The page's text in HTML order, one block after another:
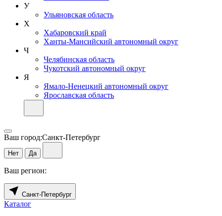
У
Ульяновская область
Х
Хабаровский край
Ханты-Мансийский автономный округ
Ч
Челябинская область
Чукотский автономный округ
Я
Ямало-Ненецкий автономный округ
Ярославская область
Ваш город:Санкт-Петербург
Нет Да
Ваш регион:
Санкт-Петербург
Каталог